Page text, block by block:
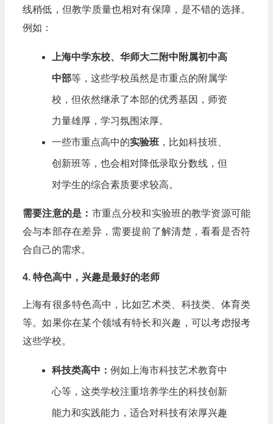
线稍低，但教学质量也相对有保障，是不错的选择。
例如：
上海中学东校、华师大二附中附属初中高
中部等，这些学校虽然是市重点的附属学
校，但依然继承了本部的优秀基因，师资
力量雄厚，学习氛围浓厚。
一些市重点高中的实验班，比如科技班、
创新班等，也会相对降低录取分数线，但
对学生的综合素质要求较高。
需要注意的是： 市重点分校和实验班的教学资源可能
会与本部存在差异，需要提前了解清楚，看看是否符
合自己的需求。
4. 特色高中，兴趣是最好的老师
上海有很多特色高中，比如艺术类、科技类、体育类
等。如果你在某个领域有特长和兴趣，可以考虑报考
这些学校。
科技类高中： 例如上海市科技艺术教育中
心等，这类学校注重培养学生的科技创新
能力和实践能力，适合对科技有浓厚兴趣